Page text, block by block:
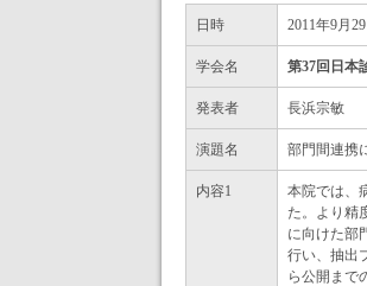
日時 2011年9月
学会名 第37回日本
発表者 長浜宗敏
演題名 部門間連携
内容1
本院では、
た。より精
に向けた部
行い、抽出
ら公開まで